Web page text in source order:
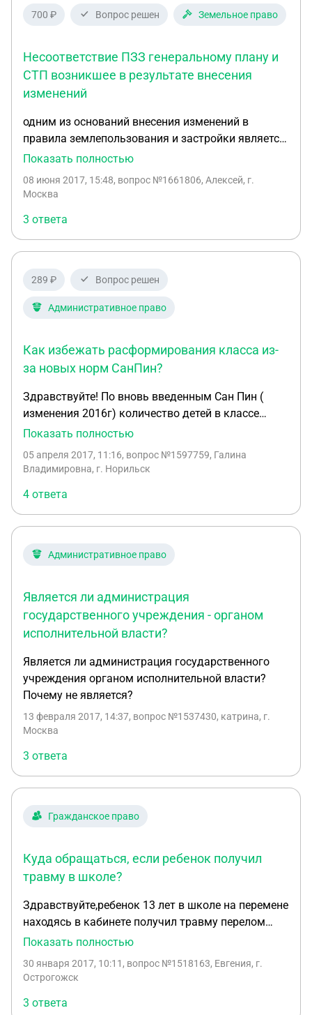
заявлению ведется проверка в ходе которой и
был выявлен объем 196 метров вместо 200.
вести себя в данной ситуации и какие
последствия могут возникнуть ?
700 ₽ Вопрос решен Земельное право
Несоответствие ПЗЗ генеральному плану и
СТП возникшее в результате внесения
изменений
одним из оснований внесения изменений в
правила землепользования и застройки является
несоответствие правил землепользования и
генеральному плану городского округа, схеме
района, возникшее в результате внесения в такие
генеральные планы или схему территориального
планирования муниципального района
соответствие вышеуказанных документов друг
другу. Вопрос: каким образом осуществляется
принятия решения о развитии территории.
Вопрос: что может служить основанием для
внесения изменений в ПЗЗ (предпроектные
работы, эскиз, обосновывающие схемы),
подготовленные заинтересованными лицами, в
случае, если решениями Генплана предусмотрено
дальнейшее развитие этой территории. Вопрос: в
каком случае целесообразно определение
территорий, в отношении которых возможно
устойчивому развитию (при наличии
Показать полностью
08 июня 2017, 15:48, вопрос №1661806, Алексей, г.
Москва
3 ответа
289 ₽ Вопрос решен
Административное право
Как избежать расформирования класса из-
за новых норм СанПин?
Здравствуйте! По вновь введенным Сан Пин (
изменения 2016г) количество детей в классе
определяется исходя из площади классных
обучается 24 человека ( 6 класс), а по новым Сан
родители не согласны на расформирование
класса ( класс очень дружный, профильный, все
дети справляются с учебной программой). Есть
ли возможность сохранить наш класс. Как
поступить родителям в данной ситуации. С
Показать полностью
05 апреля 2017, 11:16, вопрос №1597759, Галина
Владимировна, г. Норильск
4 ответа
Административное право
Является ли администрация
государственного учреждения - органом
исполнительной власти?
Является ли администрация государственного
учреждения органом исполнительной власти?
Почему не является?
13 февраля 2017, 14:37, вопрос №1537430, катрина, г.
Москва
3 ответа
Гражданское право
Куда обращаться, если ребенок получил
травму в школе?
Здравствуйте,ребенок 13 лет в школе на перемене
находясь в кабинете получил травму перелом
правой кисти со смещением, учитель в этот
подломилась ножка у стула и в момент падения
сказал. так как мы живем в сельской местности к
Показать полностью
30 января 2017, 10:11 , вопрос №1518163, Евгения, г.
Острогожск
3 ответа